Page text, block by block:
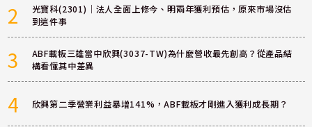
2
光寶科(2301)｜法人全面上修今、明兩年獲利預估，原來市場沒估
到這件事
3
ABF載板三雄當中欣興(3037-TW)為什麼營收最先創高？從產品結
構看懂其中差異
4 欣興第二季營業利益暴增141%，ABF載板才剛進入獲利成長期？